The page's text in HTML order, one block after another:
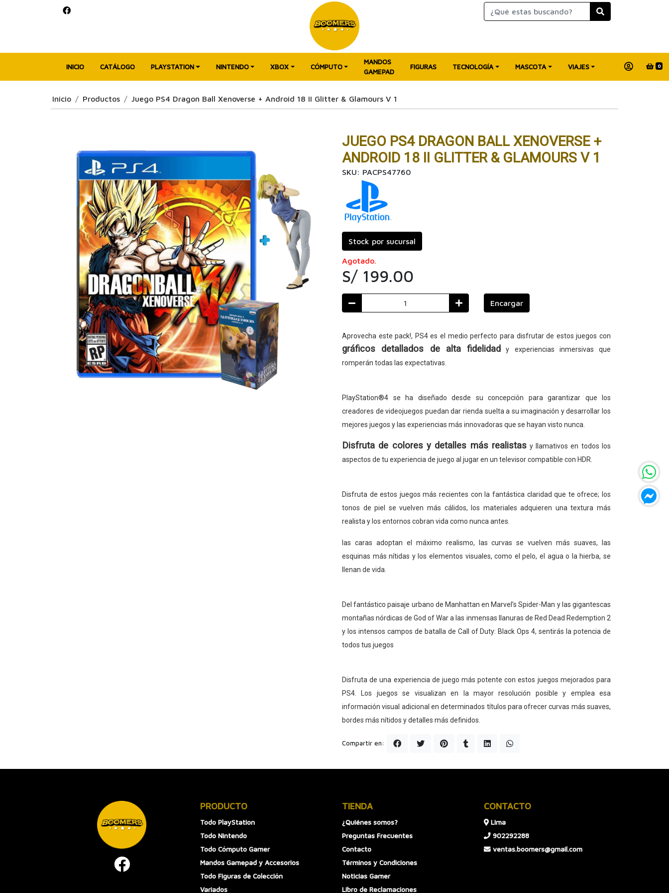
INICIO CATÁLOGO PLAYSTATION NINTENDO XBOX CÓMPUTO
MANDOS
GAMEPAD
FIGURAS TECNOLOGÍA MASCOTA VIAJES 0
Inicio Productos Juego PS4 Dragon Ball Xenoverse + Android 18 II Glitter & Glamours V 1
JUEGO PS4 DRAGON BALL XENOVERSE +
ANDROID 18 II GLITTER & GLAMOURS V 1
SKU: PACPS47760
Stock por sucursal
Agotado.
S/ 199.00
Encargar
Aprovecha este pack!, PS4 es el medio perfecto para disfrutar de estos juegos con
gráficos detallados de alta fidelidad y experiencias inmersivas que
romperán todas las expectativas.
PlayStation®4 se ha diseñado desde su concepción para garantizar que los
creadores de videojuegos puedan dar rienda suelta a su imaginación y desarrollar los
mejores juegos y las experiencias más innovadoras que se hayan visto nunca.
Disfruta de colores y detalles más realistas y llamativos en todos los
aspectos de tu experiencia de juego al jugar en un televisor compatible con HDR.
Disfruta de estos juegos más recientes con la fantástica claridad que te ofrece; los
tonos de piel se vuelven más cálidos, los materiales adquieren una textura más
realista y los entornos cobran vida como nunca antes.
las caras adoptan el máximo realismo, las curvas se vuelven más suaves, las
esquinas más nítidas y los elementos visuales, como el pelo, el agua o la hierba, se
llenan de vida.
Del fantástico paisaje urbano de Manhattan en Marvel’s Spider-Man y las gigantescas
montañas nórdicas de God of War a las inmensas llanuras de Red Dead Redemption 2
y los intensos campos de batalla de Call of Duty: Black Ops 4, sentirás la potencia de
todos tus juegos
Disfruta de una experiencia de juego más potente con estos juegos mejorados para
PS4. Los juegos se visualizan en la mayor resolución posible y emplea esa
información visual adicional en determinados títulos para ofrecer curvas más suaves,
bordes más nítidos y detalles más definidos.
Compartir en:
PRODUCTO
Todo PlayStation
Todo Nintendo
Todo Cómputo Gamer
Mandos Gamepad y Accesorios
Todo Figuras de Colección
Variados
TIENDA
¿Quiénes somos?
Preguntas Frecuentes
Contacto
Términos y Condiciones
Noticias Gamer
Libro de Reclamaciones
CONTACTO
LIma
902292288
ventas.boomers@gmail.com